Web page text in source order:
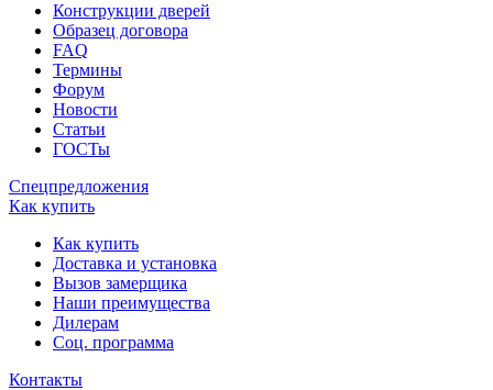
Конструкции дверей
Образец договора
FAQ
Термины
Форум
Новости
Статьи
ГОСТы
Спецпредложения
Как купить
Как купить
Доставка и установка
Вызов замерщика
Наши преимущества
Дилерам
Соц. программа
Контакты